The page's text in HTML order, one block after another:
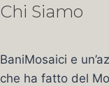
Chi Siamo
BaniMosaici e
che ha fatto del